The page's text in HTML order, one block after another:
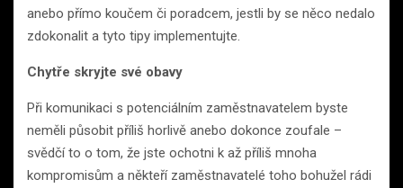
anebo přímo koučem či poradcem, jestli by se něco nedalo
zdokonalit a tyto tipy implementujte.
Chytře skryjte své obavy
Při komunikaci s potenciálním zaměstnavatelem byste
neměli působit příliš horlivě anebo dokonce zoufale –
svědčí to o tom, že jste ochotni k až příliš mnoha
kompromisům a někteří zaměstnavatelé toho bohužel rádi